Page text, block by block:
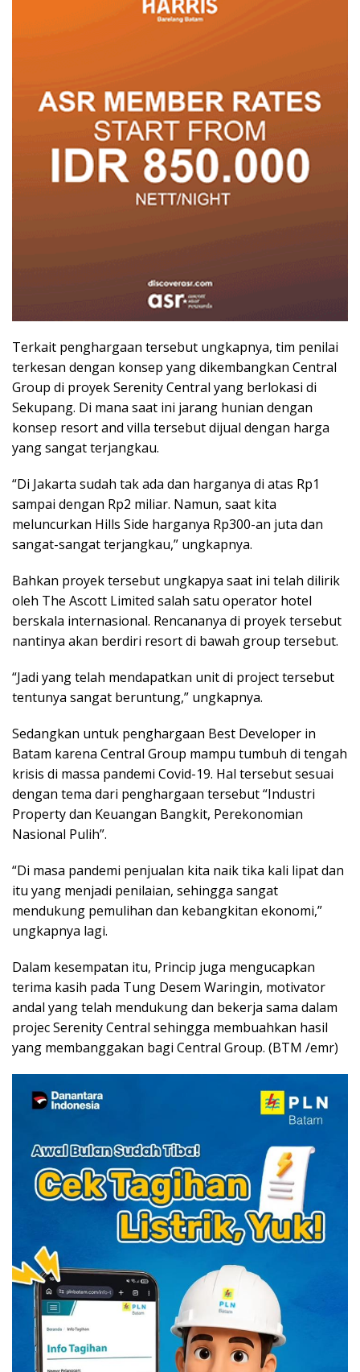
Terkait penghargaan tersebut ungkapnya, tim penilai
terkesan dengan konsep yang dikembangkan Central
Group di proyek Serenity Central yang berlokasi di
Sekupang. Di mana saat ini jarang hunian dengan
konsep resort and villa tersebut dijual dengan harga
yang sangat terjangkau.
“Di Jakarta sudah tak ada dan harganya di atas Rp1
sampai dengan Rp2 miliar. Namun, saat kita
meluncurkan Hills Side harganya Rp300-an juta dan
sangat-sangat terjangkau,” ungkapnya.
Bahkan proyek tersebut ungkapya saat ini telah dilirik
oleh The Ascott Limited salah satu operator hotel
berskala internasional. Rencananya di proyek tersebut
nantinya akan berdiri resort di bawah group tersebut.
“Jadi yang telah mendapatkan unit di project tersebut
tentunya sangat beruntung,” ungkapnya.
Sedangkan untuk penghargaan Best Developer in
Batam karena Central Group mampu tumbuh di tengah
krisis di massa pandemi Covid-19. Hal tersebut sesuai
dengan tema dari penghargaan tersebut “Industri
Property dan Keuangan Bangkit, Perekonomian
Nasional Pulih”.
“Di masa pandemi penjualan kita naik tika kali lipat dan
itu yang menjadi penilaian, sehingga sangat
mendukung pemulihan dan kebangkitan ekonomi,”
ungkapnya lagi.
Dalam kesempatan itu, Princip juga mengucapkan
terima kasih pada Tung Desem Waringin, motivator
andal yang telah mendukung dan bekerja sama dalam
projec Serenity Central sehingga membuahkan hasil
yang membanggakan bagi Central Group. (BTM /emr)